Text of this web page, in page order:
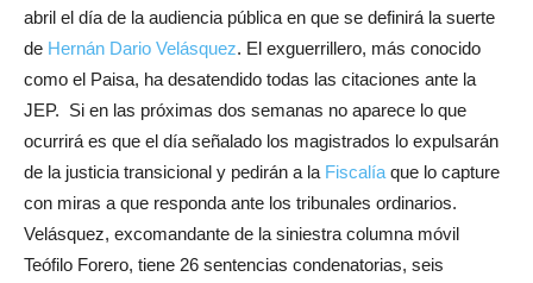
abril el día de la audiencia pública en que se definirá la suerte
de Hernán Dario Velásquez. El exguerrillero, más conocido
como el Paisa, ha desatendido todas las citaciones ante la
JEP. Si en las próximas dos semanas no aparece lo que
ocurrirá es que el día señalado los magistrados lo expulsarán
de la justicia transicional y pedirán a la Fiscalía que lo capture
con miras a que responda ante los tribunales ordinarios.
Velásquez, excomandante de la siniestra columna móvil
Teófilo Forero, tiene 26 sentencias condenatorias, seis